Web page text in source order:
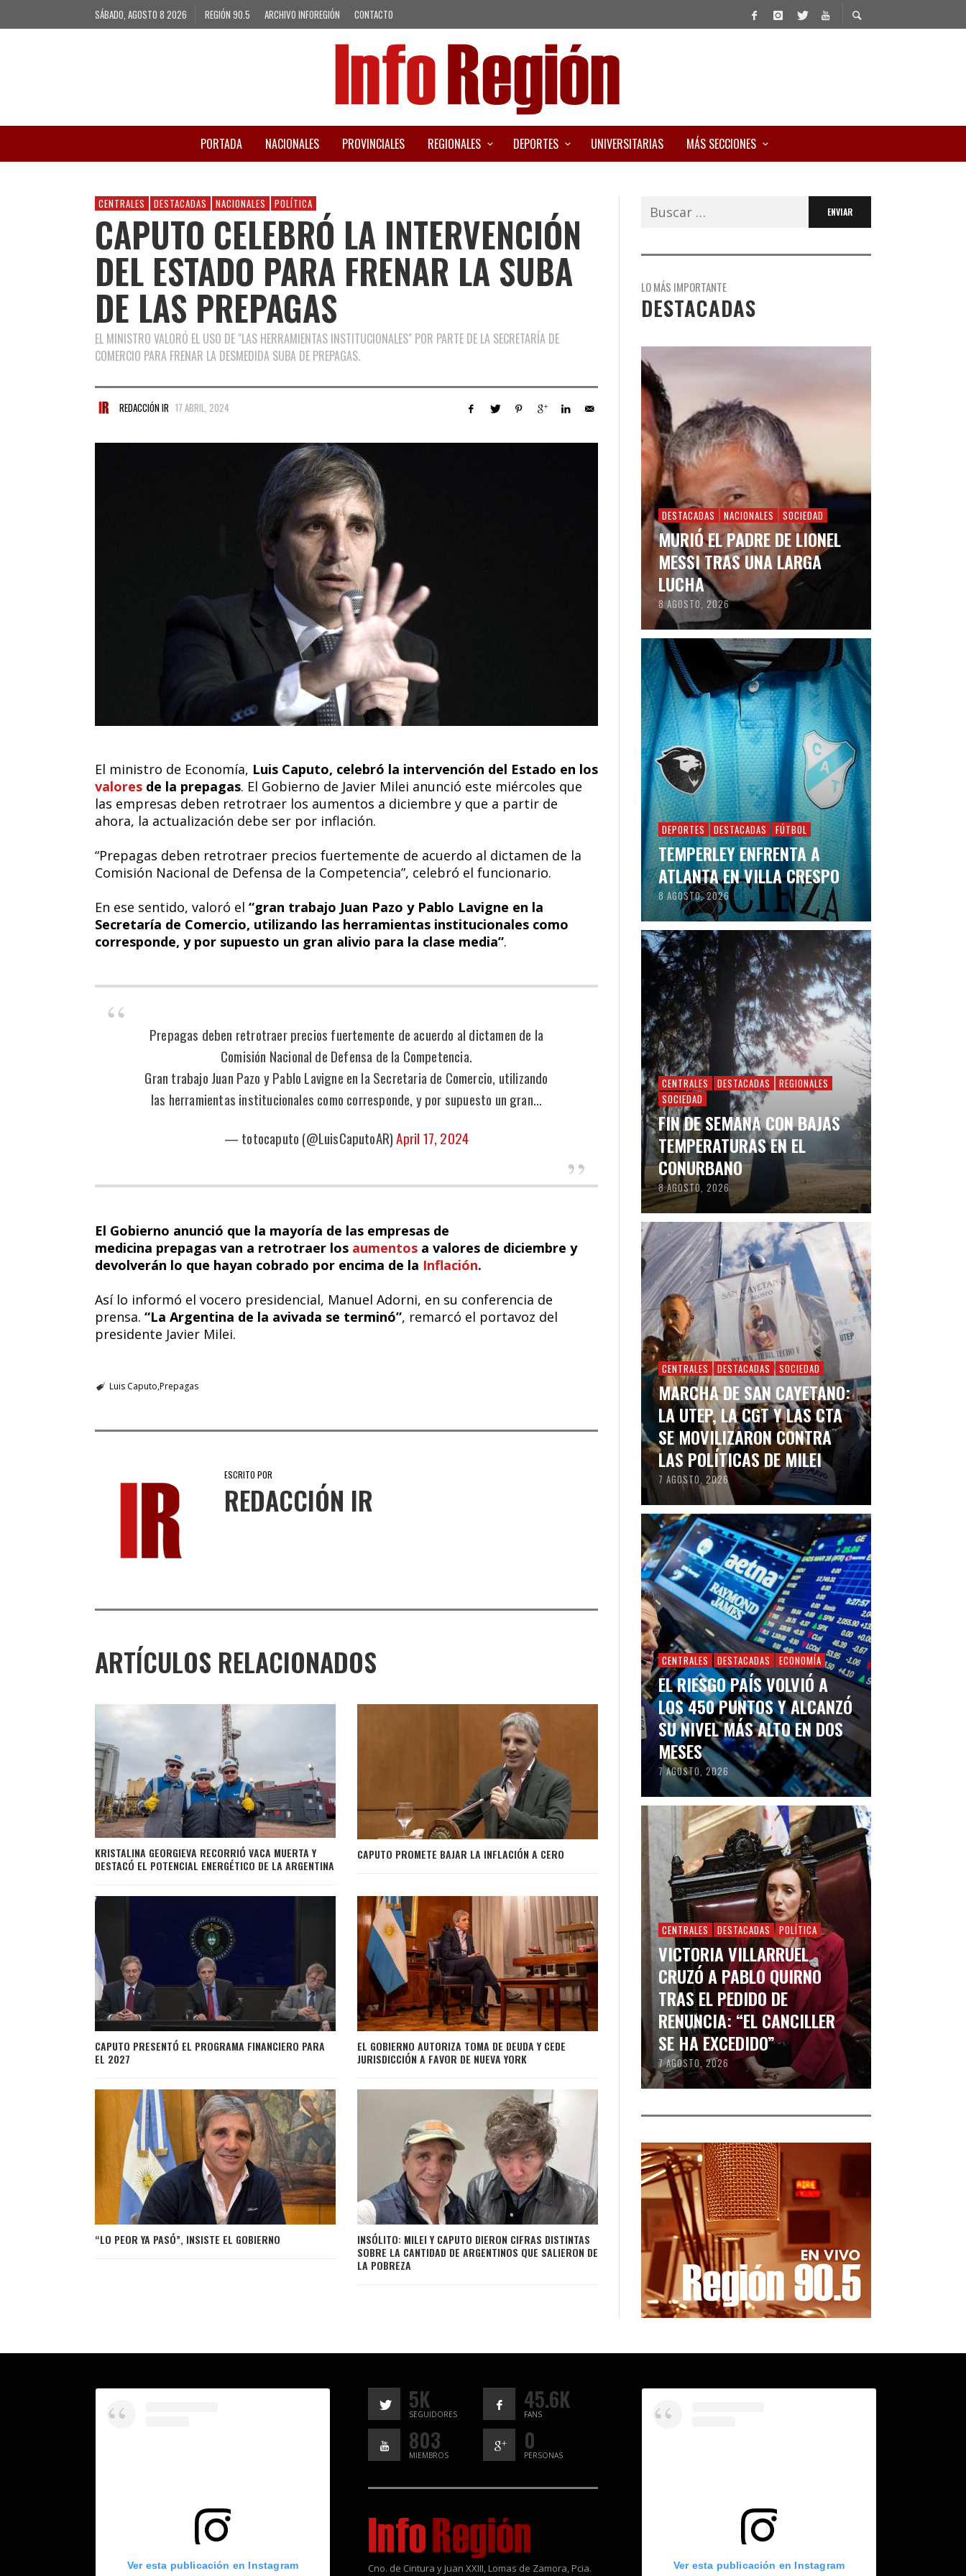
SÁBADO, AGOSTO 8 2026 REGIÓN 90.5 ARCHIVO INFOREGIÓN CONTACTO
PORTADA NACIONALES PROVINCIALES REGIONALES DEPORTES UNIVERSITARIAS MÁS SECCIONES
CENTRALES DESTACADAS NACIONALES POLÍTICA
CAPUTO CELEBRÓ LA INTERVENCIÓN
DEL ESTADO PARA FRENAR LA SUBA
DE LAS PREPAGAS
EL MINISTRO VALORÓ EL USO DE "LAS HERRAMIENTAS INSTITUCIONALES" POR PARTE DE LA SECRETARÍA DE
COMERCIO PARA FRENAR LA DESMEDIDA SUBA DE PREPAGAS.
REDACCIÓN IR 17 ABRIL, 2024
El ministro de Economía, Luis Caputo, celebró la intervención del Estado en los
valores de la prepagas. El Gobierno de Javier Milei anunció este miércoles que
las empresas deben retrotraer los aumentos a diciembre y que a partir de
ahora, la actualización debe ser por inflación.
“Prepagas deben retrotraer precios fuertemente de acuerdo al dictamen de la
Comisión Nacional de Defensa de la Competencia”, celebró el funcionario.
En ese sentido, valoró el “gran trabajo Juan Pazo y Pablo Lavigne en la
Secretaría de Comercio, utilizando las herramientas institucionales como
corresponde, y por supuesto un gran alivio para la clase media”.
Prepagas deben retrotraer precios fuertemente de acuerdo al dictamen de la
Comisión Nacional de Defensa de la Competencia.
Gran trabajo Juan Pazo y Pablo Lavigne en la Secretaria de Comercio, utilizando
las herramientas institucionales como corresponde, y por supuesto un gran…
— totocaputo (@LuisCaputoAR) April 17, 2024
El Gobierno anunció que la mayoría de las empresas de
medicina prepagas van a retrotraer los aumentos a valores de diciembre y
devolverán lo que hayan cobrado por encima de la Inflación.
Así lo informó el vocero presidencial, Manuel Adorni, en su conferencia de
prensa. “La Argentina de la avivada se terminó”, remarcó el portavoz del
presidente Javier Milei.
Luis Caputo Prepagas
ESCRITO POR
REDACCIÓN IR
ARTÍCULOS RELACIONADOS
KRISTALINA GEORGIEVA RECORRIÓ VACA MUERTA Y
DESTACÓ EL POTENCIAL ENERGÉTICO DE LA ARGENTINA
CAPUTO PROMETE BAJAR LA INFLACIÓN A CERO
CAPUTO PRESENTÓ EL PROGRAMA FINANCIERO PARA
EL 2027
EL GOBIERNO AUTORIZA TOMA DE DEUDA Y CEDE
JURISDICCIÓN A FAVOR DE NUEVA YORK
“LO PEOR YA PASÓ”, INSISTE EL GOBIERNO
INSÓLITO: MILEI Y CAPUTO DIERON CIFRAS DISTINTAS
SOBRE LA CANTIDAD DE ARGENTINOS QUE SALIERON DE
LA POBREZA
Buscar:
LO MÁS IMPORTANTE
DESTACADAS
DESTACADAS NACIONALES SOCIEDAD
MURIÓ EL PADRE DE LIONEL
MESSI TRAS UNA LARGA
LUCHA
8 AGOSTO, 2026
DEPORTES DESTACADAS FÚTBOL
TEMPERLEY ENFRENTA A
ATLANTA EN VILLA CRESPO
8 AGOSTO, 2026
CENTRALES DESTACADAS
REGIONALES
SOCIEDAD
FIN DE SEMANA CON BAJAS
TEMPERATURAS EN EL
CONURBANO
8 AGOSTO, 2026
CENTRALES DESTACADAS SOCIEDAD
MARCHA DE SAN CAYETANO:
LA UTEP, LA CGT Y LAS CTA
SE MOVILIZARON CONTRA
LAS POLÍTICAS DE MILEI
7 AGOSTO, 2026
CENTRALES DESTACADAS ECONOMÍA
EL RIESGO PAÍS VOLVIÓ A
LOS 450 PUNTOS Y ALCANZÓ
SU NIVEL MÁS ALTO EN DOS
MESES
7 AGOSTO, 2026
CENTRALES DESTACADAS POLÍTICA
VICTORIA VILLARRUEL
CRUZÓ A PABLO QUIRNO
TRAS EL PEDIDO DE
RENUNCIA: “EL CANCILLER
SE HA EXCEDIDO”
7 AGOSTO, 2026
Ver esta publicación en Instagram
5K
SEGUIDORES
45.6K
FANS
803
MIEMBROS
0
PERSONAS
Cno. de Cintura y Juan XXIII, Lomas de Zamora, Pcia. Ver esta publicación en Instagram